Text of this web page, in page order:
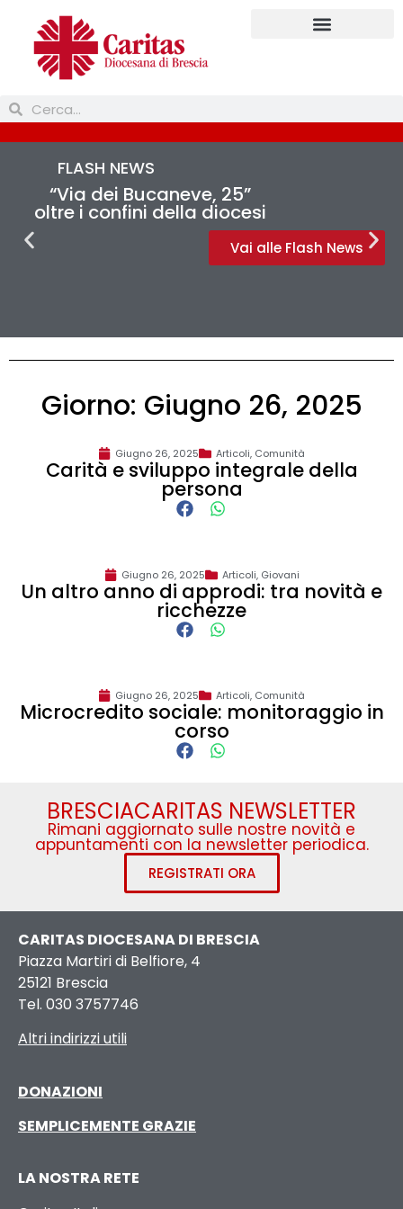
FLASH NEWS
“Via dei Bucaneve, 25”
oltre i confini della diocesi
Vai alle Flash News
Giorno: Giugno 26, 2025
Giugno 26, 2025 Articoli, Comunità
Carità e sviluppo integrale della
persona
Giugno 26, 2025 Articoli, Giovani
Un altro anno di approdi: tra novità e
ricchezze
Giugno 26, 2025 Articoli, Comunità
Microcredito sociale: monitoraggio in
corso
BRESCIACARITAS NEWSLETTER
Rimani aggiornato sulle nostre novità e
appuntamenti con la newsletter periodica.
REGISTRATI ORA
CARITAS DIOCESANA DI BRESCIA
Piazza Martiri di Belfiore, 4
25121 Brescia
Tel. 030 3757746
Altri indirizzi utili
DONAZIONI
SEMPLICEMENTE GRAZIE
LA NOSTRA RETE